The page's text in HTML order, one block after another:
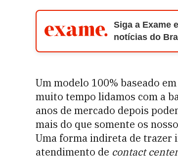
Siga a Exame
notícias do
Um modelo 100% baseado
muito tempo lidamos com a
anos de mercado depois
mais do que somente os
Uma forma indireta de trazer
atendimento de contact